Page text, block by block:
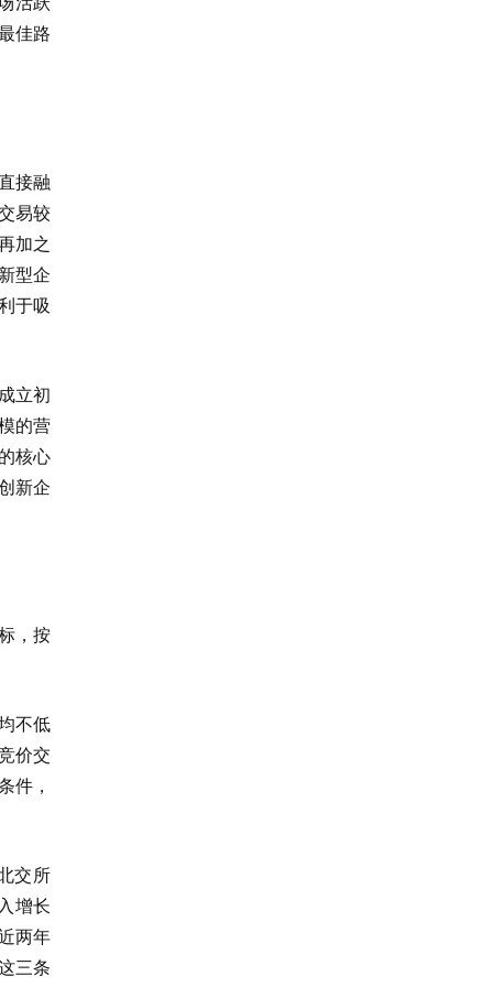
佳路
接融
易较
加之
型企
于吸
立初
的营
核心
新企
，按
不低
价交
件，
交所
增长
两年
三条